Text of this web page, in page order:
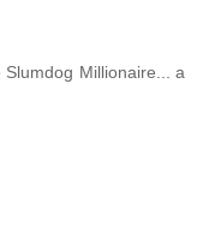
Millionaire... a